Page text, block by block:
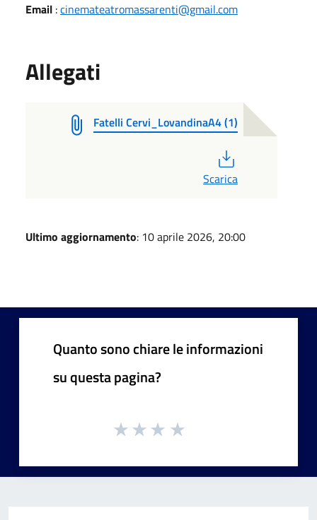
Email :cinemateatromassarenti@gmail.com
Allegati
Fatelli Cervi_LovandinaA4 (1)
Scarica
Ultimo aggiornamento: 10 aprile 2026, 20:00
Quanto sono chiare le informazioni
su questa pagina?